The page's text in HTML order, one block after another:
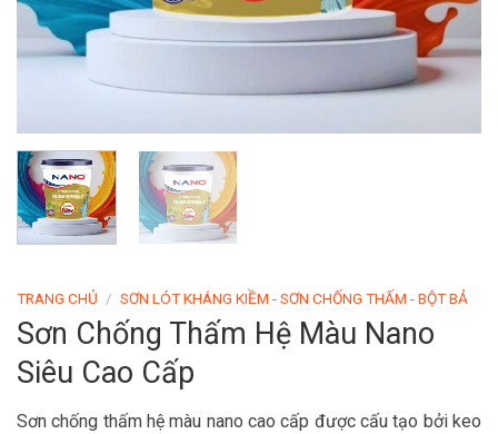
TRANG CHỦ / SƠN LÓT KHÁNG KIỀM - SƠN CHỐNG THẤM - BỘT BẢ
Sơn Chống Thấm Hệ Màu Nano
Siêu Cao Cấp
Sơn chống thấm hệ màu nano cao cấp được cấu tạo bởi keo